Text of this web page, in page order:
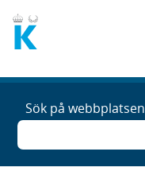
Sök på webbplatsen